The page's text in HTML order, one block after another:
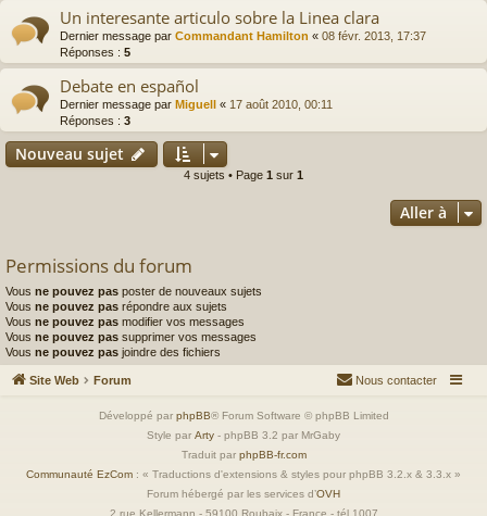
Un interesante articulo sobre la Linea clara
Dernier message par Commandant Hamilton « 08 févr. 2013, 17:37
Réponses : 5
Debate en español
Dernier message par Miguell « 17 août 2010, 00:11
Réponses : 3
Nouveau sujet
4 sujets • Page 1 sur 1
Aller à
Permissions du forum
Vous ne pouvez pas poster de nouveaux sujets
Vous ne pouvez pas répondre aux sujets
Vous ne pouvez pas modifier vos messages
Vous ne pouvez pas supprimer vos messages
Vous ne pouvez pas joindre des fichiers
Site Web Forum Nous contacter
Développé par phpBB® Forum Software © phpBB Limited
Style par Arty - phpBB 3.2 par MrGaby
Traduit par phpBB-fr.com
Communauté EzCom : « Traductions d'extensions & styles pour phpBB 3.2.x & 3.3.x »
Forum hébergé par les services d’OVH
2 rue Kellermann - 59100 Roubaix - France - tél 1007